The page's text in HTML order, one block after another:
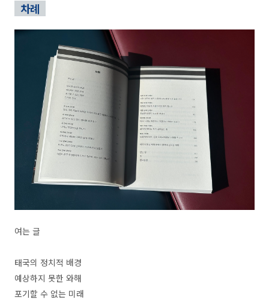
차례
여는 글
태국의 정치적 배경
예상하지 못한 와해
포기할 수 없는 미래